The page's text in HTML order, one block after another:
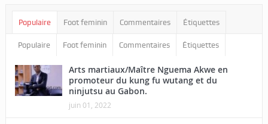
Populaire Foot feminin Commentaires Étiquettes
Populaire Foot feminin Commentaires Étiquettes
Arts martiaux/Maître Nguema Akwe en
promoteur du kung fu wutang et du
ninjutsu au Gabon.
juin 01, 2022